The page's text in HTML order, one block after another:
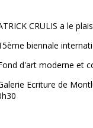
CRULIS a le
biennale
d'art moderne et
Ecriture de